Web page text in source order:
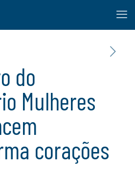
do
Mulheres
corações